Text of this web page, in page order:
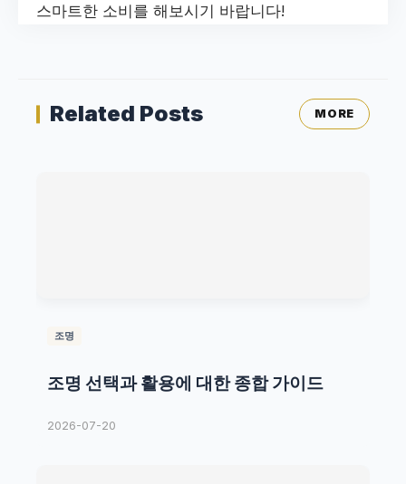
스마트한 소비를 해보시기 바랍니다!
Related Posts MORE
조명
조명 선택과 활용에 대한 종합 가이드
2026-07-20